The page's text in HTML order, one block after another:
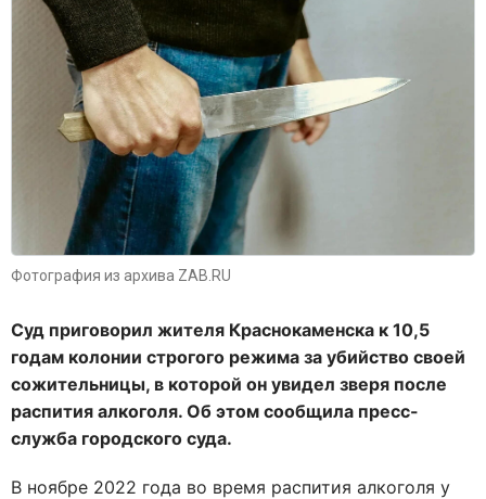
Фотография из архива ZAB.RU
Суд приговорил жителя Краснокаменска к 10,5
годам колонии строгого режима за убийство своей
сожительницы, в которой он увидел зверя после
распития алкоголя. Об этом сообщила пресс-
служба городского суда.
В ноябре 2022 года во время распития алкоголя у